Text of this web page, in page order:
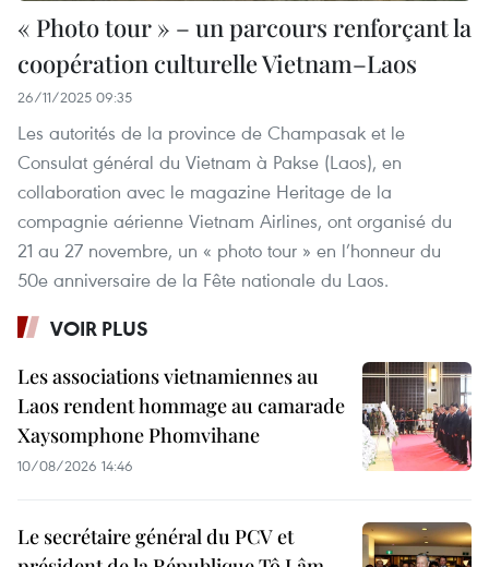
« Photo tour » – un parcours renforçant la
coopération culturelle Vietnam–Laos
26/11/2025 09:35
Les autorités de la province de Champasak et le
Consulat général du Vietnam à Pakse (Laos), en
collaboration avec le magazine Heritage de la
compagnie aérienne Vietnam Airlines, ont organisé du
21 au 27 novembre, un « photo tour » en l’honneur du
50e anniversaire de la Fête nationale du Laos.
VOIR PLUS
Les associations vietnamiennes au
Laos rendent hommage au camarade
Xaysomphone Phomvihane
10/08/2026 14:46
Le secrétaire général du PCV et